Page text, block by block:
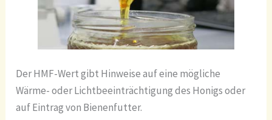
Der HMF-Wert gibt Hinweise auf eine mögliche
Wärme- oder Lichtbeeinträchtigung des Honigs oder
auf Eintrag von Bienenfutter.